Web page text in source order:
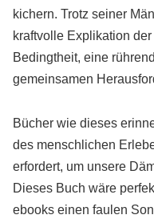
kichern. Trotz seiner
kraftvolle Explikation
Bedingtheit, eine
gemeinsamen
Bücher wie dieses
des menschlichen
erfordert, um unsere
Dieses Buch wäre
ebooks einen faulen